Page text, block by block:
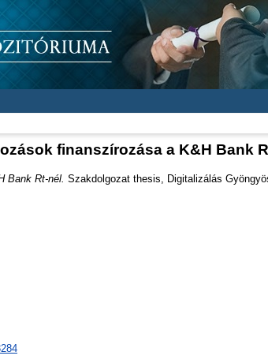
finanszírozása a K&H Bank
Bank Rt-nél. Szakdolgozat thesis, Digitalizálás